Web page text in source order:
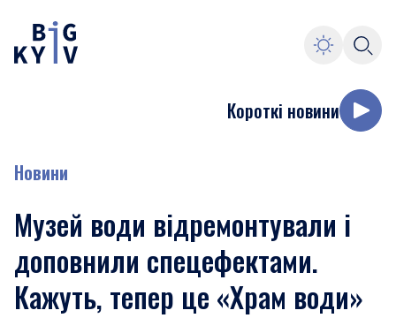
Короткі новини
Новини
Музей води відремонтували і
доповнили спецефектами.
Кажуть, тепер це «Храм води»